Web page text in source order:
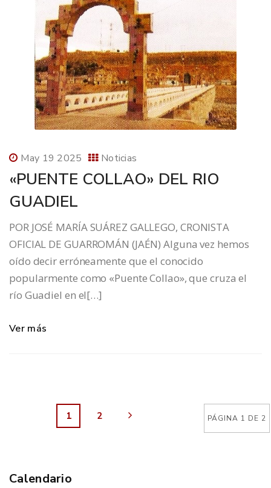
May 19 2025 Noticias
«PUENTE COLLAO» DEL RIO
GUADIEL
POR JOSÉ MARÍA SUÁREZ GALLEGO, CRONISTA
OFICIAL DE GUARROMÁN (JAÉN) Alguna vez hemos
oído decir erróneamente que el conocido
popularmente como «Puente Collao», que cruza el
río Guadiel en el[…]
Ver más
PÁGINA 1 DE 2
1 2
Calendario